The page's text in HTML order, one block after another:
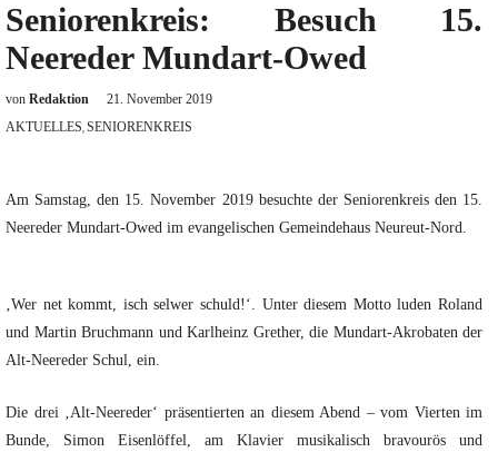
Seniorenkreis: Besuch 15.
Neereder Mundart-Owed
von Redaktion
21. November 2019
AKTUELLES, SENIORENKREIS
Am Samstag, den 15. November 2019 besuchte der Seniorenkreis den 15.
Neereder Mundart-Owed im evangelischen Gemeindehaus Neureut-Nord.
‚Wer net kommt, isch selwer schuld!‘. Unter diesem Motto luden Roland
und Martin Bruchmann und Karlheinz Grether, die Mundart-Akrobaten der
Alt-Neereder Schul, ein.
Die drei ‚Alt-Neereder‘ präsentierten an diesem Abend – vom Vierten im
Bunde, Simon Eisenlöffel, am Klavier musikalisch bravourös und